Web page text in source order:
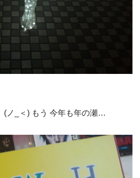
(ノ_＜) もう 今年も年の瀬…